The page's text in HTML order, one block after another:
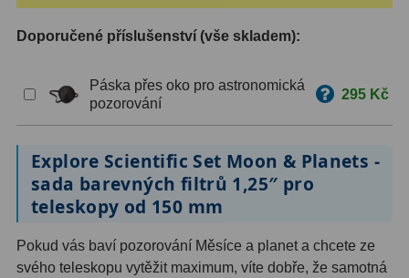
ZOOM12
Měřící, s mřížkou6
Ostatní
Doplňky 1
Měsíční a Polarizační23
Doporučené příslušenství (vše skladem):
Páska přes oko pro astronomická
pozorování
295 Kč
Explore Scientific Set Moon & Planets -
sada barevných filtrů 1,25″ pro
teleskopy od 150 mm
Pokud vás baví pozorování Měsíce a planet a chcete ze
svého teleskopu vytěžit maximum, víte dobře, že samotná